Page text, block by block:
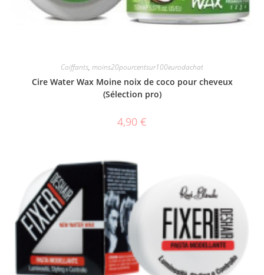
Coiffants, moins20pourcentsur100eurodachat
Cire Water Wax Moine noix de coco pour cheveux
(Sélection pro)
4,90 €